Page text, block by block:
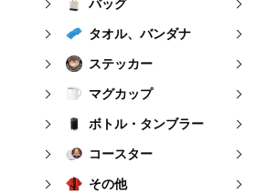
バッグ
タオル、バンダナ
ステッカー
マグカップ
ボトル・タンブラー
コースター
その他